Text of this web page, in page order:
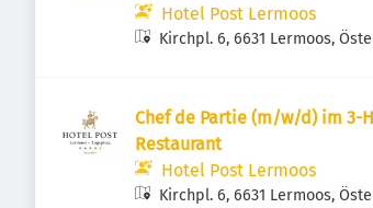
Hotel Post Lermoos
Kirchpl. 6, 6631 Lermoos,
Chef de Partie (m/w/d) im 3-
Restaurant
Hotel Post Lermoos
Kirchpl. 6, 6631 Lermoos,